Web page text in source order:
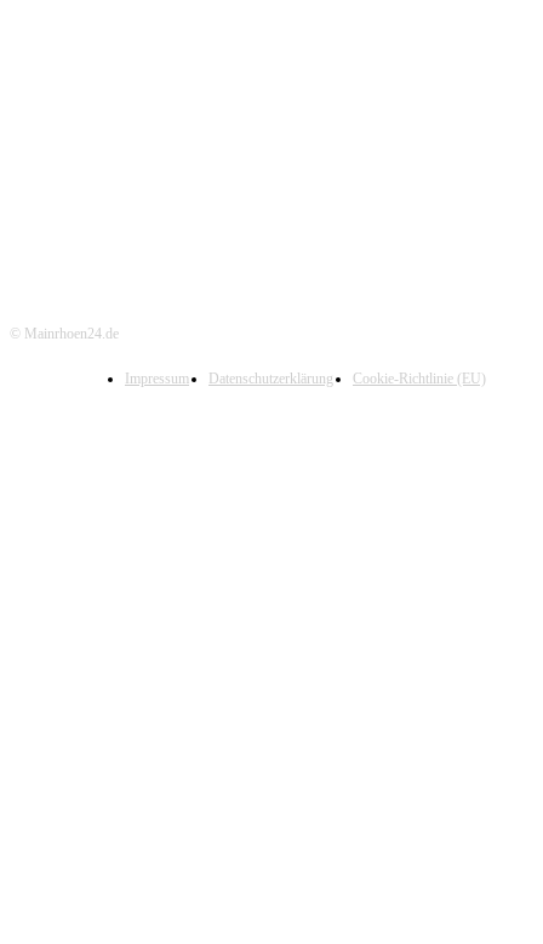
© Mainrhoen24.de
Impressum Datenschutzerklärung Cookie-Richtlinie (EU)